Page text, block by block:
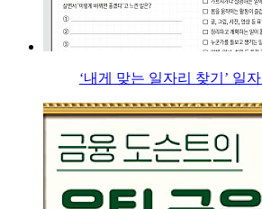
‘내게 맞는 일자리 찾기’ 일